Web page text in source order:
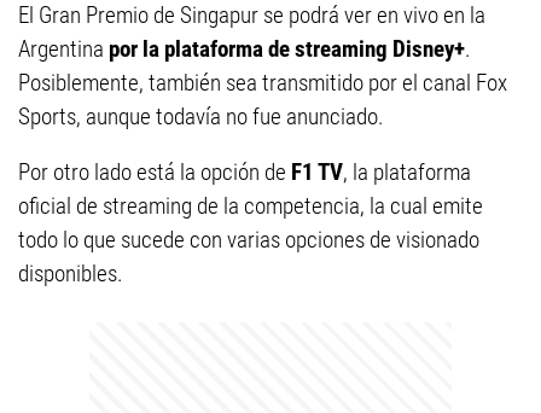
El Gran Premio de Singapur se podrá ver en vivo en la
Argentina por la plataforma de streaming Disney+.
Posiblemente, también sea transmitido por el canal Fox
Sports, aunque todavía no fue anunciado.
Por otro lado está la opción de F1 TV, la plataforma
oficial de streaming de la competencia, la cual emite
todo lo que sucede con varias opciones de visionado
disponibles.